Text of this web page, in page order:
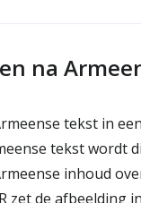
na
tekst in
tekst wordt
inhoud
zet de afbeelding